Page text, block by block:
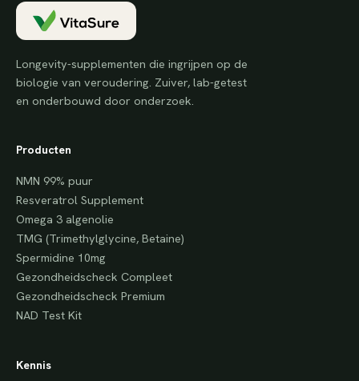
Longevity-supplementen die ingrijpen op de
biologie van veroudering. Zuiver, lab-getest
en onderbouwd door onderzoek.
Producten
NMN 99% puur
Resveratrol Supplement
Omega 3 algenolie
TMG (Trimethylglycine, Betaine)
Spermidine 10mg
Gezondheidscheck Compleet
Gezondheidscheck Premium
NAD Test Kit
Kennis